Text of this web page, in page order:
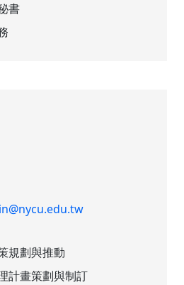
書
規劃與推動
計畫策劃與制訂